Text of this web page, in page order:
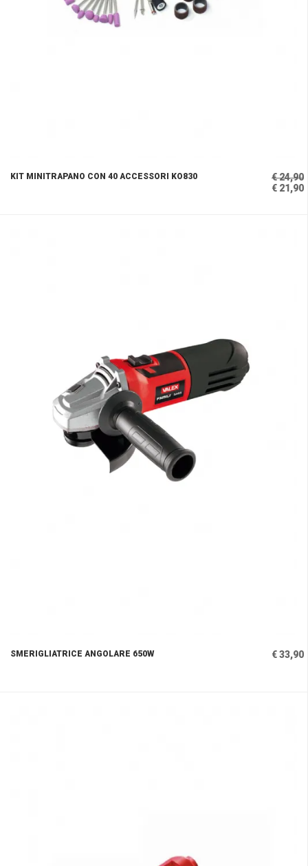
KIT MINITRAPANO CON 40 ACCESSORI KO830
€ 24,90
€ 21,90
SMERIGLIATRICE ANGOLARE 650W € 33,90